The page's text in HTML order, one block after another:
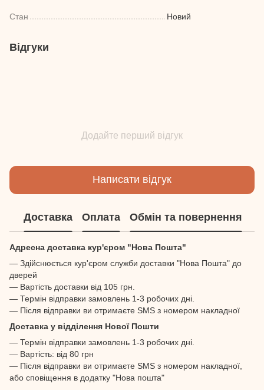
Стан Новий
Відгуки
Додайте перший відгук
Написати відгук
Доставка Оплата Обмін та повернення
Адресна доставка кур'єром "Нова Пошта"
— Здійснюється кур'єром служби доставки "Нова Пошта" до
дверей
— Вартість доставки від 105 грн.
— Термін відправки замовлень 1-3 робочих дні.
— Після відправки ви отримаєте SMS з номером накладної
Доставка у відділення Нової Пошти
— Термін відправки замовлень 1-3 робочих дні.
— Вартість: від 80 грн
— Після відправки ви отримаєте SMS з номером накладної,
або сповіщення в додатку "Нова пошта"